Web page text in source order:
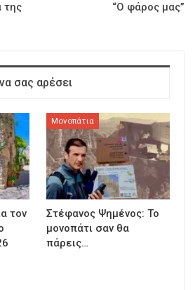
της
“Ο φάρος μας”
σας αρέσει
τον
Μονοπάτια
Στέφανος Ψημένος: Το
μονοπάτι σαν θα
πάρεις…